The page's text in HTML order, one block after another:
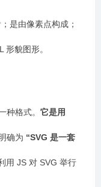
是由像素点构成；
形貌图形。
种格式。 它是用
确为 “SVG 是一套
用 JS 对 SVG 举行